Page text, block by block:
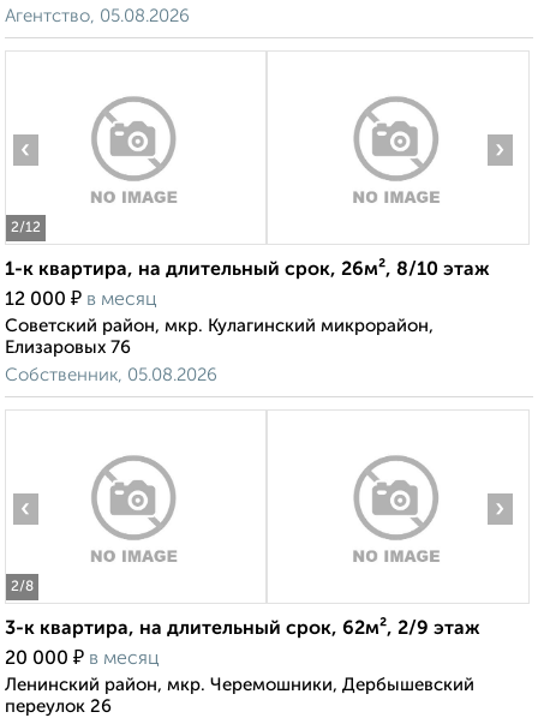
Агентство, 05.08.2026
2/12
‹ ›
1-к квартира, на длительный срок, 26м², 8/10 этаж
12 000 ₽ в месяц
Советский район, мкр. Кулагинский микрорайон,
Елизаровых 76
Собственник, 05.08.2026
2/8
‹ ›
3-к квартира, на длительный срок, 62м², 2/9 этаж
20 000 ₽ в месяц
Ленинский район, мкр. Черемошники, Дербышевский
переулок 26